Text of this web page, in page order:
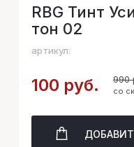
RBG Тинт
тон 02
артикул:
100 руб. 990
со